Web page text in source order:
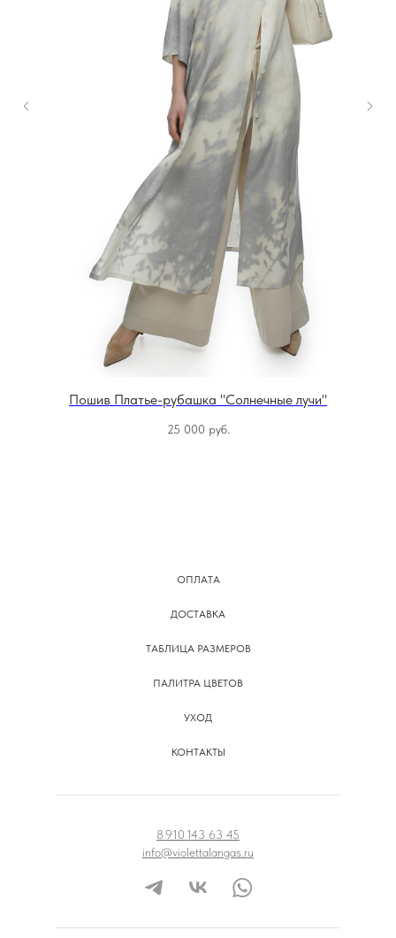
Пошив Платье-рубашка "Солнечные лучи"
25 000 руб.
ОПЛАТА
ДОСТАВКА
ТАБЛИЦА РАЗМЕРОВ
ПАЛИТРА ЦВЕТОВ
УХОД
КОНТАКТЫ
8 910 143 63 45
info@violettalangas.ru